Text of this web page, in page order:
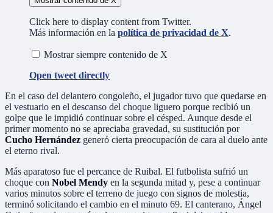
Click here to display content from Twitter.
Más información en la política de privacidad de X.
Mostrar siempre contenido de X
Open tweet directly
En el caso del delantero congoleño, el jugador tuvo que quedarse en
el vestuario en el descanso del choque liguero porque recibió un
golpe que le impidió continuar sobre el césped. Aunque desde el
primer momento no se apreciaba gravedad, su sustitución por
Cucho Hernández generó cierta preocupación de cara al duelo ante
el eterno rival.
Más aparatoso fue el percance de Ruibal. El futbolista sufrió un
choque con Nobel Mendy en la segunda mitad y, pese a continuar
varios minutos sobre el terreno de juego con signos de molestia,
terminó solicitando el cambio en el minuto 69. El canterano, Ángel